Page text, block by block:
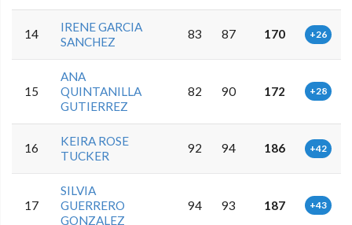
14
IRENE GARCIA
SANCHEZ
83 87 170 +26
15
ANA
QUINTANILLA
GUTIERREZ
82 90 172 +28
16
KEIRA ROSE
TUCKER
92 94 186 +42
17
SILVIA
GUERRERO
GONZALEZ
94 93 187 +43